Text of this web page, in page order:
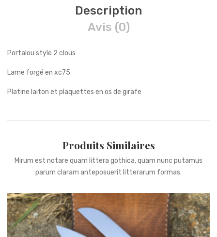
Description
Avis (0)
Portalou style 2 clous
Lame forgé en xc75
Platine laiton et plaquettes en os de girafe
Produits Similaires
Mirum est notare quam littera gothica, quam nunc putamus
parum claram anteposuerit litterarum formas.